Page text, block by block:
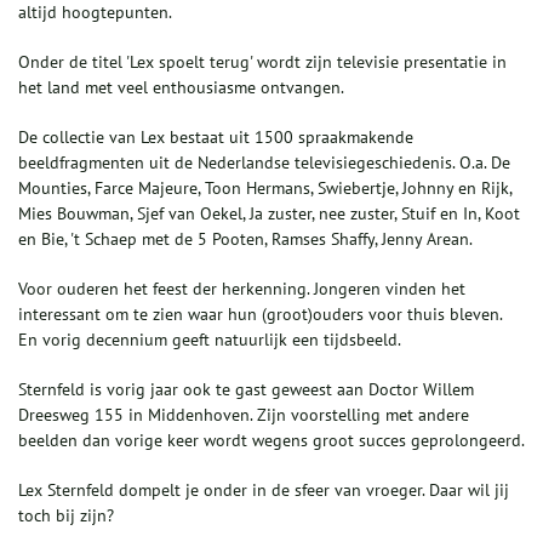
altijd hoogtepunten.
Onder de titel 'Lex spoelt terug' wordt zijn televisie presentatie in
het land met veel enthousiasme ontvangen.
De collectie van Lex bestaat uit 1500 spraakmakende
beeldfragmenten uit de Nederlandse televisiegeschiedenis. O.a. De
Mounties, Farce Majeure, Toon Hermans, Swiebertje, Johnny en Rijk,
Mies Bouwman, Sjef van Oekel, Ja zuster, nee zuster, Stuif en In, Koot
en Bie, 't Schaep met de 5 Pooten, Ramses Shaffy, Jenny Arean.
Voor ouderen het feest der herkenning. Jongeren vinden het
interessant om te zien waar hun (groot)ouders voor thuis bleven.
En vorig decennium geeft natuurlijk een tijdsbeeld.
Sternfeld is vorig jaar ook te gast geweest aan Doctor Willem
Dreesweg 155 in Middenhoven. Zijn voorstelling met andere
beelden dan vorige keer wordt wegens groot succes geprolongeerd.
Lex Sternfeld dompelt je onder in de sfeer van vroeger. Daar wil jij
toch bij zijn?